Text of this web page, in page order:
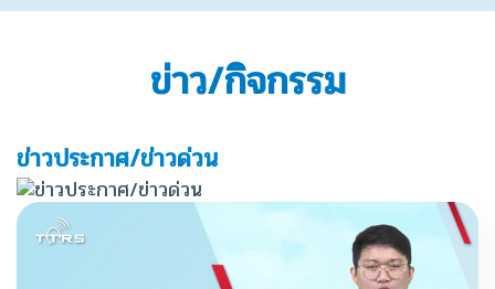
ข่าว/กิจกรรม
ข่าวประกาศ/ข่าวด่วน